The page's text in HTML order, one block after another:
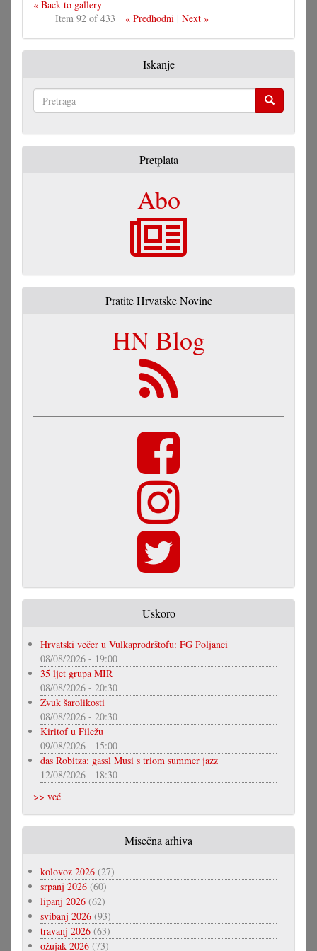
« Back to gallery
Item 92 of 433
« Predhodni| Next »
Iskanje
Pretplata
Abo
Pratite Hrvatske Novine
HN Blog
Uskoro
Hrvatski večer u Vulkaprodrštofu: FG Poljanci
08/08/2026 - 19:00
35 ljet grupa MIR
08/08/2026 - 20:30
Zvuk šarolikosti
08/08/2026 - 20:30
Kiritof u Filežu
09/08/2026 - 15:00
das Robitza: gassl Musi s triom summer jazz
12/08/2026 - 18:30
>> već
Misečna arhiva
kolovoz 2026 (27)
srpanj 2026 (60)
lipanj 2026 (62)
svibanj 2026 (93)
travanj 2026 (63)
ožujak 2026 (73)